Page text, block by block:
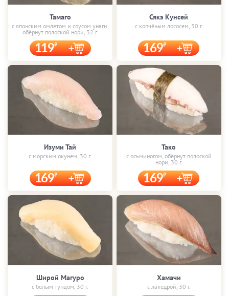
Тамаго
с японским омлетом и соусом унаги,
обёрнут полоской нори, 32 г.
119
Сякэ Кунсей
с копчёным лососем, 30 г.
169
Изуми Тай
с морским окунем, 30 г.
169
Тако
с осьминогом, обёрнут полоской
нори, 30 г.
169
Широй Магуро
с белым тунцом, 30 г.
Хамачи
с лакедрой, 30 г.